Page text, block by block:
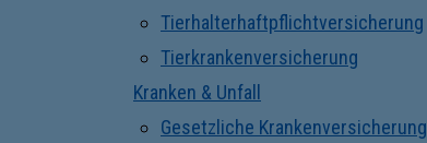
Tierhalterhaftpflichtversicherung
Tierkrankenversicherung
Kranken & Unfall
Gesetzliche Krankenversicherung